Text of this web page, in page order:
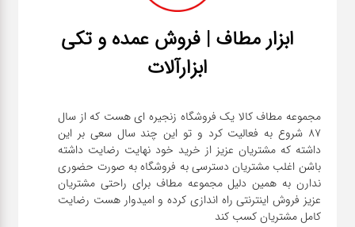
ابزار مطاف | فروش عمده و تکی
ابزارآلات
مجموعه مطاف کالا یک فروشگاه زنجیره ای هست که از سال
۸۷ شروع به فعالیت کرد و تو این چند سال سعی بر این
داشته که مشتریان عزیز از خرید خود نهایت رضایت داشته
باشن اغلب مشتریان دسترسی به فروشگاه به صورت حضوری
ندارن به همین دلیل مجموعه مطاف برای راحتی مشتریان
عزیز فروش اینترنتی راه اندازی کرده و امیدوار هست رضایت
کامل مشتریان کسب کند